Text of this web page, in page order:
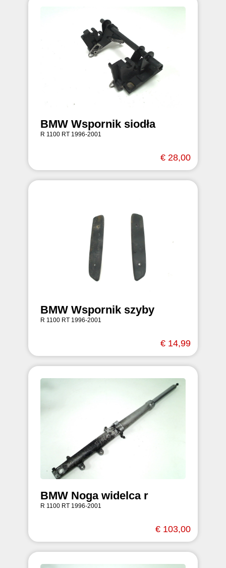
BMW Wspornik siodła
R 1100 RT 1996-2001
€ 28,00
BMW Wspornik szyby
R 1100 RT 1996-2001
€ 14,99
BMW Noga widelca r
R 1100 RT 1996-2001
€ 103,00